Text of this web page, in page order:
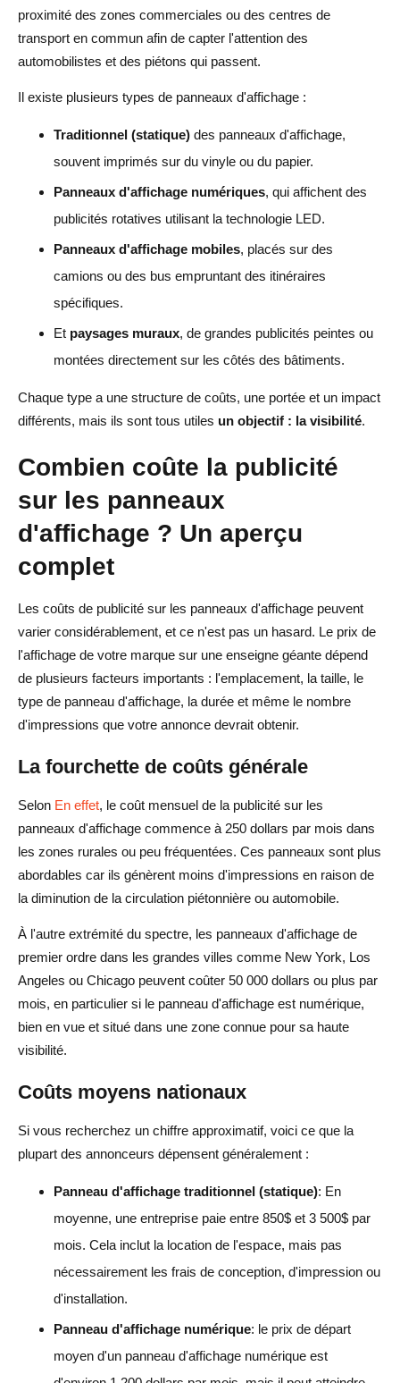
Est-il préférable de passer au numérique ou au statique ?
Les petites entreprises peuvent-elles se permettre des
panneaux d'affichage ?
Dois-je engager un designer pour les publicités sur les
panneaux d'affichage ?
proximité des zones commerciales ou des centres de
transport en commun afin de capter l'attention des
automobilistes et des piétons qui passent.
Il existe plusieurs types de panneaux d'affichage :
Traditionnel (statique) des panneaux d'affichage,
souvent imprimés sur du vinyle ou du papier.
Panneaux d'affichage numériques, qui affichent des
publicités rotatives utilisant la technologie LED.
Panneaux d'affichage mobiles, placés sur des
camions ou des bus empruntant des itinéraires
spécifiques.
Et paysages muraux, de grandes publicités peintes ou
montées directement sur les côtés des bâtiments.
Chaque type a une structure de coûts, une portée et un impact
différents, mais ils sont tous utiles un objectif : la visibilité.
Combien coûte la publicité
sur les panneaux
d'affichage ? Un aperçu
complet
Les coûts de publicité sur les panneaux d'affichage peuvent
varier considérablement, et ce n'est pas un hasard. Le prix de
l'affichage de votre marque sur une enseigne géante dépend
de plusieurs facteurs importants : l'emplacement, la taille, le
type de panneau d'affichage, la durée et même le nombre
d'impressions que votre annonce devrait obtenir.
La fourchette de coûts générale
Selon En effet, le coût mensuel de la publicité sur les
panneaux d'affichage commence à 250 dollars par mois dans
les zones rurales ou peu fréquentées. Ces panneaux sont plus
abordables car ils génèrent moins d'impressions en raison de
la diminution de la circulation piétonnière ou automobile.
À l'autre extrémité du spectre, les panneaux d'affichage de
premier ordre dans les grandes villes comme New York, Los
Angeles ou Chicago peuvent coûter 50 000 dollars ou plus par
mois, en particulier si le panneau d'affichage est numérique,
bien en vue et situé dans une zone connue pour sa haute
visibilité.
Coûts moyens nationaux
Si vous recherchez un chiffre approximatif, voici ce que la
plupart des annonceurs dépensent généralement :
Panneau d'affichage traditionnel (statique): En
moyenne, une entreprise paie entre 850$ et 3 500$ par
mois. Cela inclut la location de l'espace, mais pas
nécessairement les frais de conception, d'impression ou
d'installation.
Panneau d'affichage numérique: le prix de départ
moyen d'un panneau d'affichage numérique est